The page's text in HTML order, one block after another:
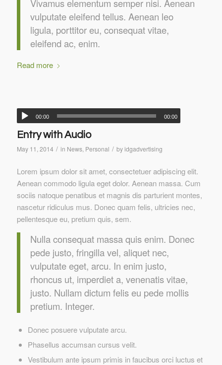
Vivamus elementum semper nisi. Aenean
vulputate eleifend tellus. Aenean leo
ligula, porttitor eu, consequat vitae,
eleifend ac, enim.
Read more
00:00 00:00
Entry with Audio
May 11, 2014 / in News, Personal / byidgadvertising
Lorem ipsum dolor sit amet, consectetuer adipiscing elit.
Aenean commodo ligula eget dolor. Aenean massa. Cum
sociis natoque penatibus et magnis dis parturient montes,
nascetur ridiculus mus. Donec quam felis, ultricies nec,
pellentesque eu, pretium quis, sem.
Nulla consequat massa quis enim. Donec
pede justo, fringilla vel, aliquet nec,
vulputate eget, arcu. In enim justo,
rhoncus ut, imperdiet a, venenatis vitae,
justo. Nullam dictum felis eu pede mollis
pretium. Integer.
Donec posuere vulputate arcu.
Phasellus accumsan cursus velit.
Vestibulum ante ipsum primis in faucibus orci luctus et